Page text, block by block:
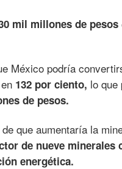
mil millones de pesos
México podría
132 por ciento, lo
de pesos.
que aumentaría la
de nueve minerales
energética.